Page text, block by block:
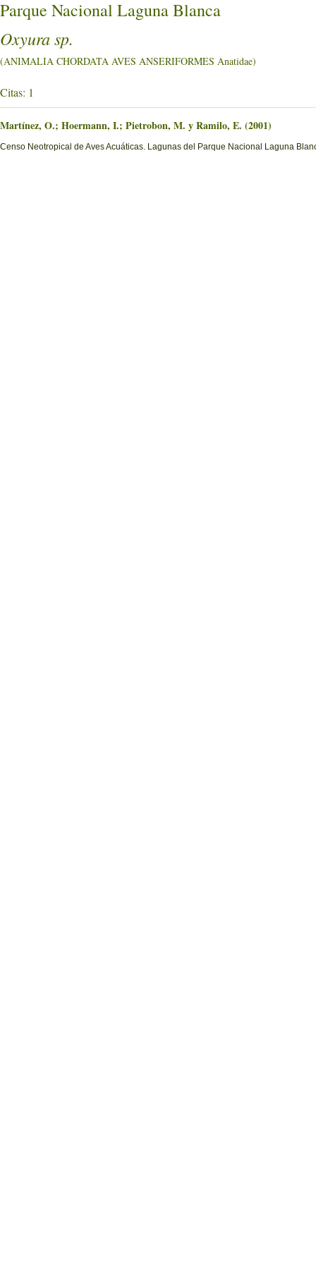
Parque Nacional Laguna Blanca
Oxyura sp.
(ANIMALIA CHORDATA AVES ANSERIFORMES Anatidae)
Citas: 1
Martínez, O.; Hoermann, I.; Pietrobon, M. y Ramilo, E. (2001)
Censo Neotropical de Aves Acuáticas. Lagunas del Parque Nacional Laguna